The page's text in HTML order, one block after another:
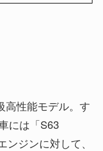
高性能モデル。す
には「S63
ジンに対して、